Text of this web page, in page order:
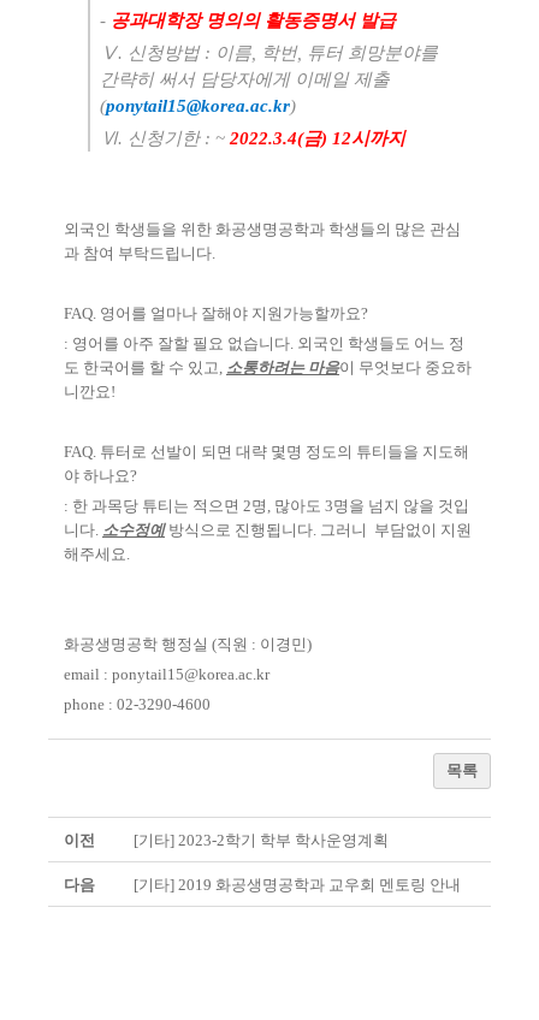
- 공과대학장 명의의 활동증명서 발급
Ⅴ. 신청방법 : 이름, 학번, 튜터 희망분야를
간략히 써서 담당자에게 이메일 제출
(ponytail15@korea.ac.kr)
Ⅵ. 신청기한 : ~2022.3.4(금) 12시까지
외국인 학생들을 위한 화공생명공학과 학생들의 많은 관심
과 참여 부탁드립니다.
FAQ. 영어를 얼마나 잘해야 지원가능할까요?
: 영어를 아주 잘할 필요 없습니다. 외국인 학생들도 어느 정
도 한국어를 할 수 있고, 소통하려는 마음이 무엇보다 중요하
니깐요!
FAQ. 튜터로 선발이 되면 대략 몇명 정도의 튜티들을 지도해
야 하나요?
: 한 과목당 튜티는 적으면 2명, 많아도 3명을 넘지 않을 것입
니다. 소수정예방식으로 진행됩니다. 그러니 부담없이 지원
해주세요.
화공생명공학 행정실 (직원 : 이경민)
email : ponytail15@korea.ac.kr
phone : 02-3290-4600
목록
이전 [기타] 2023-2학기 학부 학사운영계획
다음 [기타] 2019 화공생명공학과 교우회 멘토링 안내